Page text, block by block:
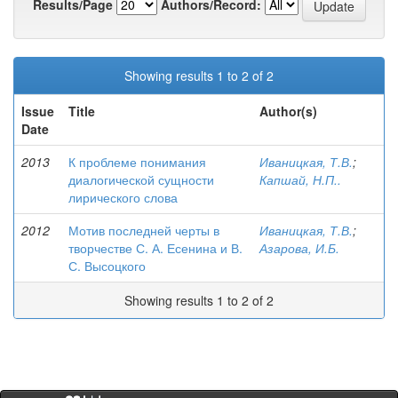
Results/Page
Authors/Record:
Showing results 1 to 2 of 2
Issue
Date
Title Author(s)
2013
К проблеме понимания
диалогической сущности
лирического слова
Иваницкая, Т.В.;
Капшай, Н.П..
2012
Мотив последней черты в
творчестве С. А. Есенина и В.
С. Высоцкого
Иваницкая, Т.В.;
Азарова, И.Б.
Showing results 1 to 2 of 2